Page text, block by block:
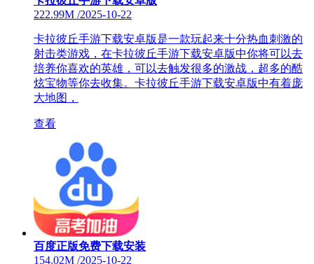
222.99M /2025-10-22
卡拉彼丘手游下载安卓版是一款玩起来十分热血刺激的
射击类游戏，在卡拉彼丘手游下载安卓版中你将可以去
培养你喜欢的英雄，可以去触发很多的激战，超多的酷
炫宝物等你去收集。卡拉彼丘手游下载安卓版中有着庞
大地图，
查看
百度正版免费下载安装
154.02M /2025-10-22